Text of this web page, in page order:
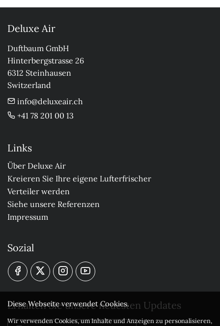
Deluxe Air
Duftbaum GmbH
Hinterbergstrasse 26
6312 Steinhausen
Switzerland
info@deluxeair.ch
+41 78 201 00 13
Links
Über Deluxe Air
Kreieren Sie Ihre eigene Lufterfrischer
Verteiler werden
Siehe unsere Referenzen
Impressum
Sozial
Erhalten Sie unsere neuesten Updates
Diese Webseite verwendet Cookies.
Wir verwenden Cookies, um Inhalte und Anzeigen zu personalisieren,